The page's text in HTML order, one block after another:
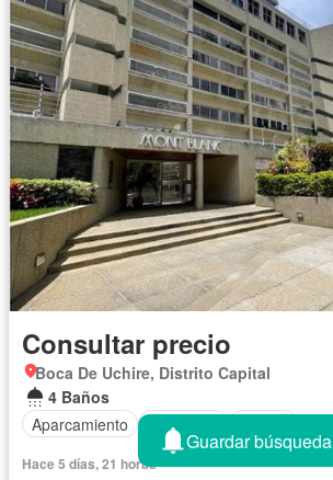
Consultar precio
Boca De Uchire, Distrito Capital
4 Baños
Aparcamiento
Seguridad
Hace 5 días, 21 horas
Guardar búsqueda